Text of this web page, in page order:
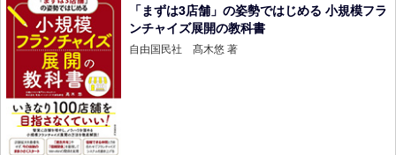
「まずは3店舗」の姿勢ではじめる 小規模フラ
ンチャイズ展開の教科書
自由国民社 髙木悠 著